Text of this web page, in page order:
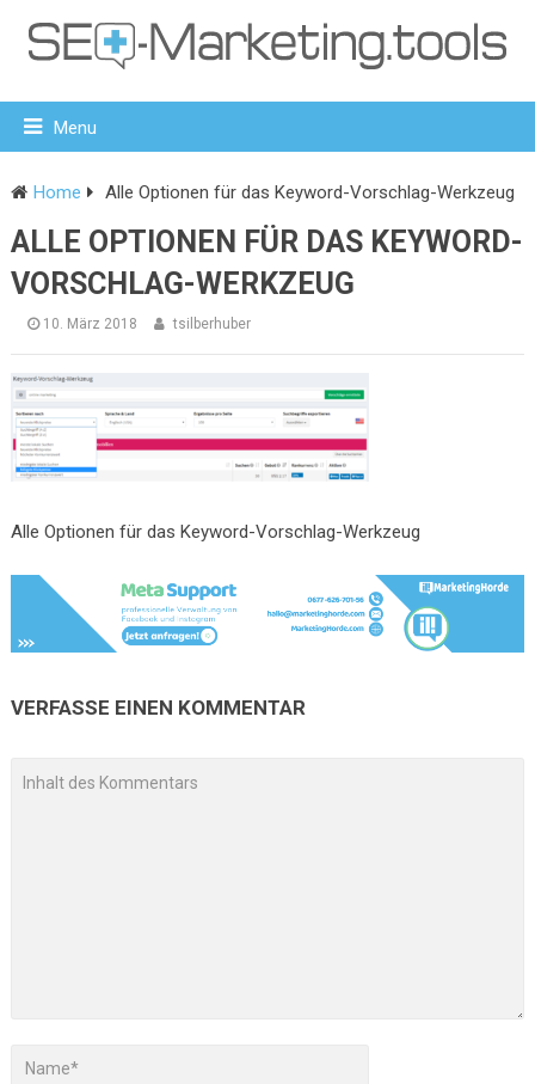
Menu
Home Alle Optionen für das Keyword-Vorschlag-Werkzeug
ALLE OPTIONEN FÜR DAS KEYWORD-
VORSCHLAG-WERKZEUG
10. März 2018 tsilberhuber
Alle Optionen für das Keyword-Vorschlag-Werkzeug
VERFASSE EINEN KOMMENTAR